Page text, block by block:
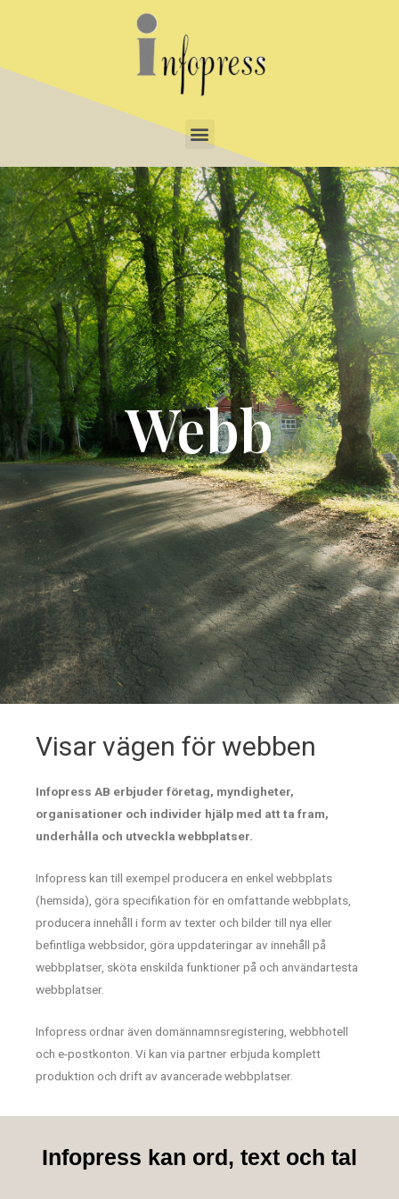
Webb
Visar vägen för webben
Infopress AB erbjuder företag, myndigheter,
organisationer och individer hjälp med att ta fram,
underhålla och utveckla webbplatser.
Infopress kan till exempel producera en enkel webbplats
(hemsida), göra specifikation för en omfattande webbplats,
producera innehåll i form av texter och bilder till nya eller
befintliga webbsidor, göra uppdateringar av innehåll på
webbplatser, sköta enskilda funktioner på och användartesta
webbplatser.
Infopress ordnar även domännamnsregistering, webbhotell
och e-postkonton. Vi kan via partner erbjuda komplett
produktion och drift av avancerade webbplatser.
Infopress kan ord, text och tal